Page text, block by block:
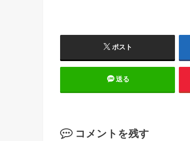
ポスト
送る
コメントを残す